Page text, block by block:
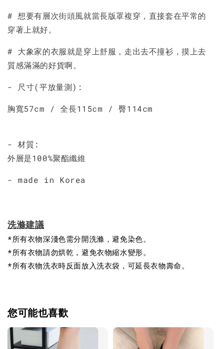
# 想要有層次街頭風就當長版罩複穿，直接套在平常的
穿著上就好。
# 大象家的衣服就是穿上舒服，走出去不撞衫，摸上去
質感滿滿的好貨啊。
- 尺寸(平放量測):
胸寬57cm / 全長115cm / 臀114cm
- 材質:
外層是100%聚酯纖維
- made in Korea
洗滌建議
*所有衣物深淺色需分開洗滌，避免染色。
*所有衣物請勿烘乾，避免衣物縮水變形。
*所有衣物洗衣時反面放入洗衣袋，可延長衣物壽命。
您可能也喜歡